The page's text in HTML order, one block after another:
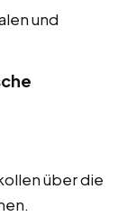
und
über die